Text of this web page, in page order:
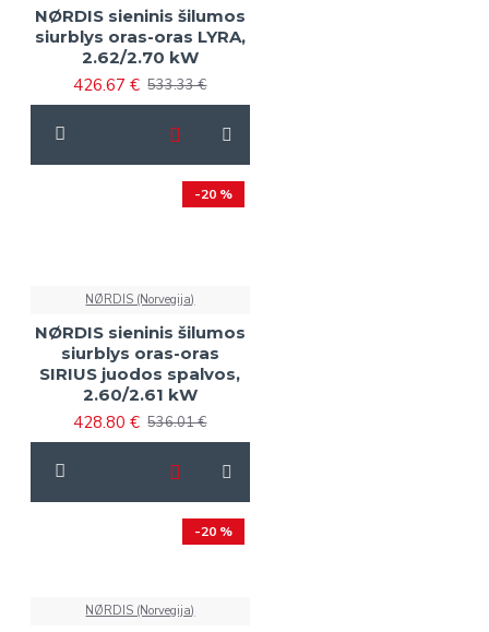
NØRDIS sieninis šilumos
siurblys oras-oras LYRA,
2.62/2.70 kW
426.67 € 533.33 €
-20 %
NØRDIS (Norvegija)
NØRDIS sieninis šilumos
siurblys oras-oras
SIRIUS juodos spalvos,
2.60/2.61 kW
428.80 € 536.01 €
-20 %
NØRDIS (Norvegija)